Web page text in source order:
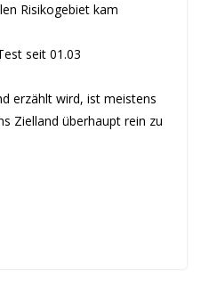
Risikogebiet kam
seit 01.03
erzählt wird, ist meistens
Zielland überhaupt rein zu